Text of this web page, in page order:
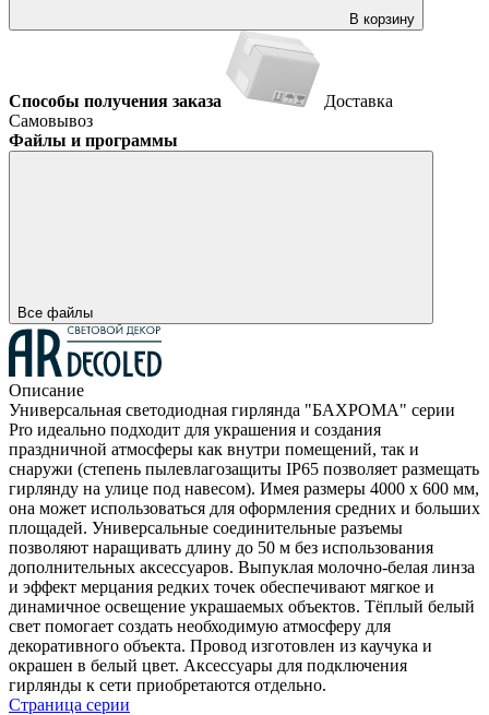
В корзину
Способы получения заказа
Доставка
Самовывоз
Файлы и программы
Все файлы
Описание
Универсальная светодиодная гирлянда "БАХРОМА" серии
Pro идеально подходит для украшения и создания
праздничной атмосферы как внутри помещений, так и
снаружи (степень пылевлагозащиты IP65 позволяет размещать
гирлянду на улице под навесом). Имея размеры 4000 x 600 мм,
она может использоваться для оформления средних и больших
площадей. Универсальные соединительные разъемы
позволяют наращивать длину до 50 м без использования
дополнительных аксессуаров. Выпуклая молочно-белая линза
и эффект мерцания редких точек обеспечивают мягкое и
динамичное освещение украшаемых объектов. Тёплый белый
свет помогает создать необходимую атмосферу для
декоративного объекта. Провод изготовлен из каучука и
окрашен в белый цвет. Аксессуары для подключения
гирлянды к сети приобретаются отдельно.
Страница серии